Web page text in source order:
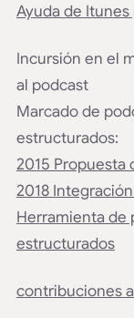
Ayuda de
Incursión en el
al podcast
Marcado de
estructurados:
2015 Propuesta
2018
Herramienta de
estructurados
contribuciones